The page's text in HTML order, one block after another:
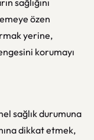
sağlığını
özen
yerine,
korumayı
sağlık durumuna
dikkat etmek,